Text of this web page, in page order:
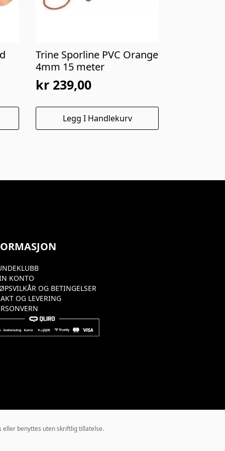
Trine Sporline PVC Orange
4mm 15 meter
kr 239,00
Legg I Handlekurv
KONTO
OG BETINGELSER
OG LEVERING
eller benyttes uten skriftlig tillatelse.